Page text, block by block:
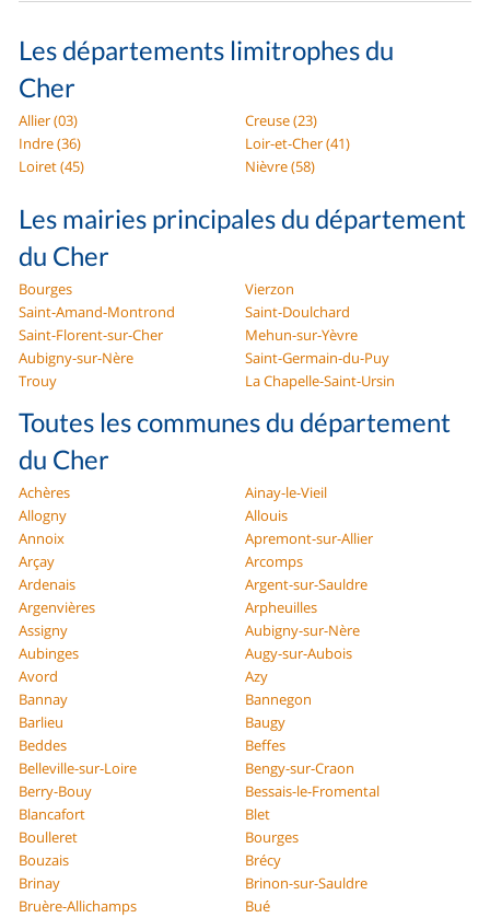
Les départements limitrophes du
Cher
Allier (03)
Creuse (23)
Indre (36)
Loir-et-Cher (41)
Loiret (45)
Nièvre (58)
Les mairies principales du département
du Cher
Bourges
Vierzon
Saint-Amand-Montrond
Saint-Doulchard
Saint-Florent-sur-Cher
Mehun-sur-Yèvre
Aubigny-sur-Nère
Saint-Germain-du-Puy
Trouy
La Chapelle-Saint-Ursin
Toutes les communes du département
du Cher
Achères
Ainay-le-Vieil
Allogny
Allouis
Annoix
Apremont-sur-Allier
Arçay
Arcomps
Ardenais
Argent-sur-Sauldre
Argenvières
Arpheuilles
Assigny
Aubigny-sur-Nère
Aubinges
Augy-sur-Aubois
Avord
Azy
Bannay
Bannegon
Barlieu
Baugy
Beddes
Beffes
Belleville-sur-Loire
Bengy-sur-Craon
Berry-Bouy
Bessais-le-Fromental
Blancafort
Blet
Boulleret
Bourges
Bouzais
Brécy
Brinay
Brinon-sur-Sauldre
Bruère-Allichamps
Bué